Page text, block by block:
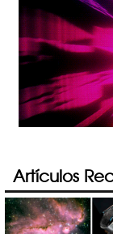
Artículos